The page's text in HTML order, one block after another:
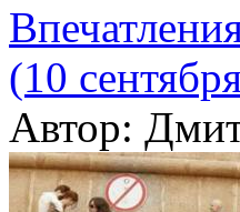
(10
Автор: